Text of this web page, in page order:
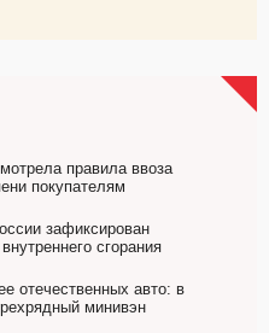
правила ввоза
покупателям
зафиксирован
сгорания
отечественных авто: в
минивэн